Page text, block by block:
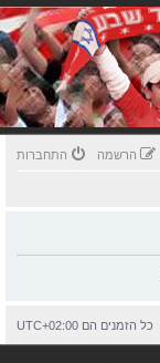
התחברות הרשמה
כל הזמנים הם UTC+02:00